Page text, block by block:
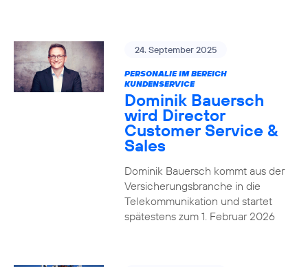
24. September 2025
PERSONALIE IM BEREICH
KUNDENSERVICE
Dominik Bauersch
wird Director
Customer Service &
Sales
Dominik Bauersch kommt aus der
Versicherungsbranche in die
Telekommunikation und startet
spätestens zum 1. Februar 2026